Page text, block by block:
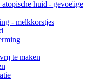
huid - gevoelige
- melkkorstjes
te maken